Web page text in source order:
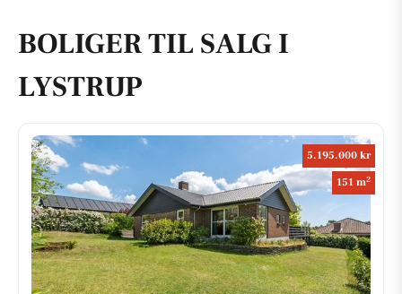
BOLIGER TIL SALG I
LYSTRUP
5.195.000 kr
151 m2